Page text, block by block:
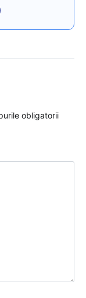
obligatorii